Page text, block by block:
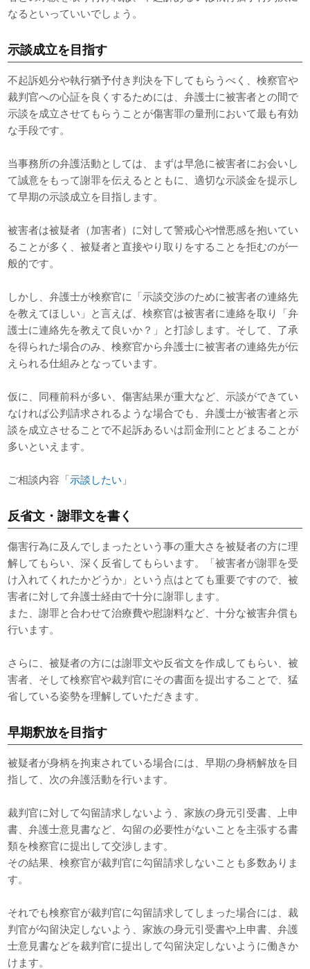
なるといっていいでしょう。
示談成立を目指す
不起訴処分や執行猶予付き判決を下してもらうべく、検察官や
裁判官への心証を良くするためには、弁護士に被害者との間で
示談を成立させてもらうことが傷害罪の量刑において最も有効
な手段です。
当事務所の弁護活動としては、まずは早急に被害者にお会いし
て誠意をもって謝罪を伝えるとともに、適切な示談金を提示し
て早期の示談成立を目指します。
被害者は被疑者（加害者）に対して警戒心や憎悪感を抱いてい
ることが多く、被疑者と直接やり取りをすることを拒むのが一
般的です。
しかし、弁護士が検察官に「示談交渉のために被害者の連絡先
を教えてほしい」と言えば、検察官は被害者に連絡を取り「弁
護士に連絡先を教えて良いか？」と打診します。そして、了承
を得られた場合のみ、検察官から弁護士に被害者の連絡先が伝
えられる仕組みとなっています。
仮に、同種前科が多い、傷害結果が重大など、示談ができてい
なければ公判請求されるような場合でも、弁護士が被害者と示
談を成立させることで不起訴あるいは罰金刑にとどまることが
多いといえます。
ご相談内容「示談したい 」
反省文・謝罪文を書く
傷害行為に及んでしまったという事の重大さを被疑者の方に理
解してもらい、深く反省してもらいます。「被害者が謝罪を受
け入れてくれたかどうか」という点はとても重要ですので、被
害者に対して弁護士経由で十分に謝罪します。
また、謝罪と合わせて治療費や慰謝料など、十分な被害弁償も
行います。
さらに、被疑者の方には謝罪文や反省文を作成してもらい、被
害者、そして検察官や裁判官にその書面を提出することで、猛
省している姿勢を理解していただきます。
早期釈放を目指す
被疑者が身柄を拘束されている場合には、早期の身柄解放を目
指して、次の弁護活動を行います。
裁判官に対して勾留請求しないよう、家族の身元引受書、上申
書、弁護士意見書など、勾留の必要性がないことを主張する書
類を検察官に提出して交渉します。
その結果、検察官が裁判官に勾留請求しないことも多数ありま
す。
それでも検察官が裁判官に勾留請求してしまった場合には、裁
判官が勾留決定しないよう、家族の身元引受書や上申書、弁護
士意見書などを裁判官に提出して勾留決定しないように働きか
けます。